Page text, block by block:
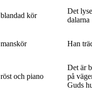
blandad kör
Det
dalarna
manskör Han
röst och piano
Det är
på
Guds